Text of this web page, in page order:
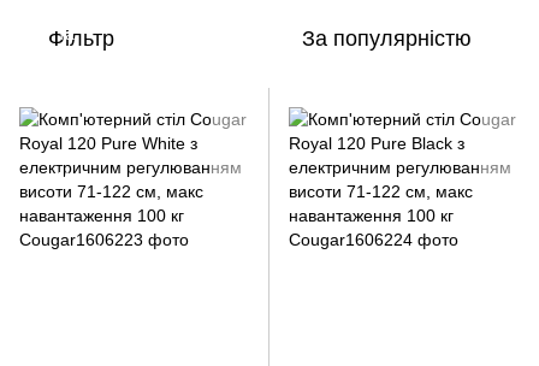
Фільтр За популярністю